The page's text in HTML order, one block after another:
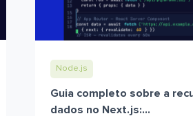
Node.js
Guia completo sobre a
dados no Next.js:...